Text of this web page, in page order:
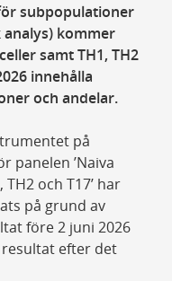
subpopulationer
kommer
samt TH1, TH2
innehålla
och andelar.
på
panelen ’Naiva
och T17’ har
på grund av
före 2 juni 2026
efter det